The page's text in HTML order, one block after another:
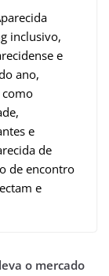
inclusivo,
e
ano,
e
de
de encontro
e
o mercado